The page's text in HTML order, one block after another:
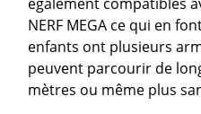
NERF MEGA ce qui en
enfants ont plusieurs
peuvent parcourir de
mètres ou même plus